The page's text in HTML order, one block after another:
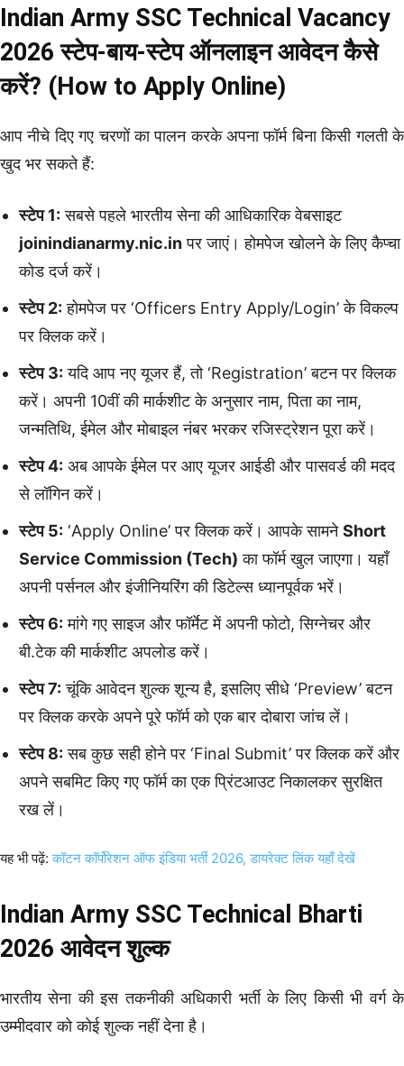
Indian Army SSC Technical Vacancy
2026 स्टेप-बाय-स्टेप ऑनलाइन आवेदन कैसे
करें? (How to Apply Online)
आप नीचे दिए गए चरणों का पालन करके अपना फॉर्म बिना किसी गलती के
खुद भर सकते हैं:
स्टेप 1: सबसे पहले भारतीय सेना की आधिकारिक वेबसाइट
joinindianarmy.nic.inपर जाएं। होमपेज खोलने के लिए कैप्चा
कोड दर्ज करें।
स्टेप 2: होमपेज पर ‘Officers Entry Apply/Login’ के विकल्प
पर क्लिक करें।
स्टेप 3: यदि आप नए यूजर हैं, तो ‘Registration’ बटन पर क्लिक
करें। अपनी 10वीं की मार्कशीट के अनुसार नाम, पिता का नाम,
जन्मतिथि, ईमेल और मोबाइल नंबर भरकर रजिस्ट्रेशन पूरा करें।
स्टेप 4: अब आपके ईमेल पर आए यूजर आईडी और पासवर्ड की मदद
से लॉगिन करें।
स्टेप 5: ‘Apply Online’ पर क्लिक करें। आपके सामनेShort
Service Commission (Tech) का फॉर्म खुल जाएगा। यहाँ
अपनी पर्सनल और इंजीनियरिंग की डिटेल्स ध्यानपूर्वक भरें।
स्टेप 6: मांगे गए साइज और फॉर्मेट में अपनी फोटो, सिग्नेचर और
बी.टेक की मार्कशीट अपलोड करें।
स्टेप 7: चूंकि आवेदन शुल्क शून्य है, इसलिए सीधे ‘Preview’ बटन
पर क्लिक करके अपने पूरे फॉर्म को एक बार दोबारा जांच लें।
स्टेप 8: सब कुछ सही होने पर ‘Final Submit’ पर क्लिक करें और
अपने सबमिट किए गए फॉर्म का एक प्रिंटआउट निकालकर सुरक्षित
रख लें।
यह भी पढ़ें:कॉटन कॉर्पोरेशन ऑफ इंडिया भर्ती 2026, डायरेक्ट लिंक यहाँ देखें
Indian Army SSC Technical Bharti
2026 आवेदन शुल्क
भारतीय सेना की इस तकनीकी अधिकारी भर्ती के लिए किसी भी वर्ग के
उम्मीदवार को कोई शुल्क नहीं देना है।